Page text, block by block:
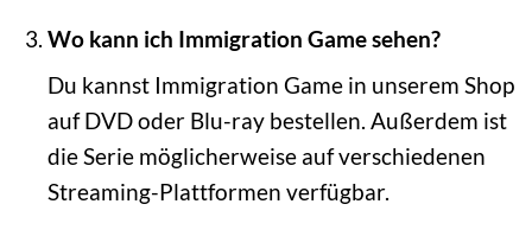
Wo kann ich Immigration Game sehen?
Du kannst Immigration Game in unserem Shop
auf DVD oder Blu-ray bestellen. Außerdem ist
die Serie möglicherweise auf verschiedenen
Streaming-Plattformen verfügbar.